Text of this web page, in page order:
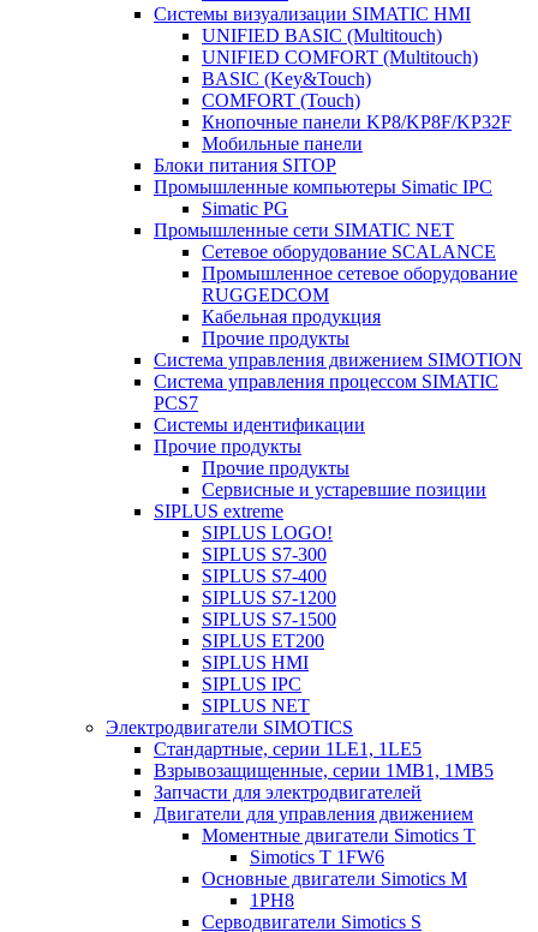
Системы визуализации SIMATIC HMI
UNIFIED BASIC (Multitouch)
UNIFIED COMFORT (Multitouch)
BASIC (Key&Touch)
COMFORT (Touch)
Кнопочные панели KP8/KP8F/KP32F
Мобильные панели
Блоки питания SITOP
Промышленные компьютеры Simatic IPC
Simatic PG
Промышленные сети SIMATIC NET
Сетевое оборудование SCALANCE
Промышленное сетевое оборудование
RUGGEDCOM
Кабельная продукция
Прочие продукты
Система управления движением SIMOTION
Система управления процессом SIMATIC
PCS7
Системы идентификации
Прочие продукты
Прочие продукты
Сервисные и устаревшие позиции
SIPLUS extreme
SIPLUS LOGO!
SIPLUS S7-300
SIPLUS S7-400
SIPLUS S7-1200
SIPLUS S7-1500
SIPLUS ET200
SIPLUS HMI
SIPLUS IPC
SIPLUS NET
Электродвигатели SIMOTICS
Стандартные, серии 1LE1, 1LE5
Взрывозащищенные, серии 1MB1, 1MB5
Запчасти для электродвигателей
Двигатели для управления движением
Моментные двигатели Simotics T
Simotics T 1FW6
Основные двигатели Simotics M
1PH8
Серводвигатели Simotics S